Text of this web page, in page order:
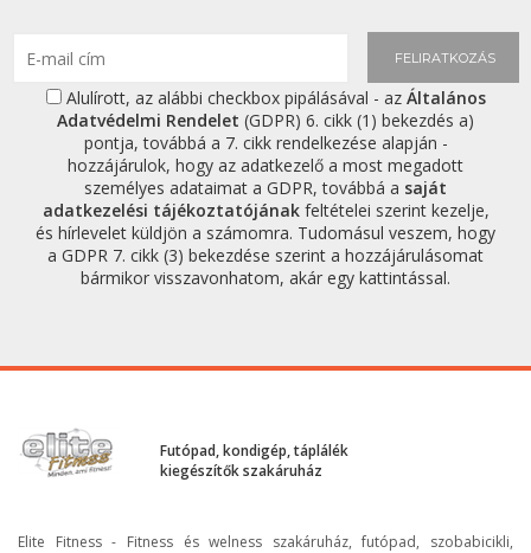
FELIRATKOZÁS
Alulírott, az alábbi checkbox pipálásával - az Általános
Adatvédelmi Rendelet (GDPR) 6. cikk (1) bekezdés a)
pontja, továbbá a 7. cikk rendelkezése alapján -
hozzájárulok, hogy az adatkezelő a most megadott
személyes adataimat a GDPR, továbbá a saját
adatkezelési tájékoztatójánakfeltételei szerint kezelje,
és hírlevelet küldjön a számomra. Tudomásul veszem, hogy
a GDPR 7. cikk (3) bekezdése szerint a hozzájárulásomat
bármikor visszavonhatom, akár egy kattintással.
Futópad, kondigép, táplálék
kiegészítők szakáruház
Elite Fitness - Fitness és welness szakáruház, futópad, szobabicikli,